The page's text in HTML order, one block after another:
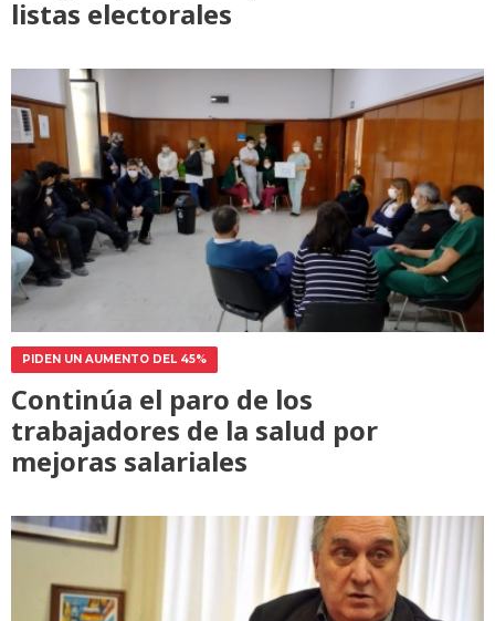
listas electorales
PIDEN UN AUMENTO DEL 45%
Continúa el paro de los
trabajadores de la salud por
mejoras salariales